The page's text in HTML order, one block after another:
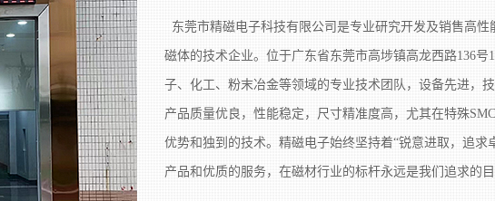
东莞市精磁电子科技有限公司是专业研究开发及销售高
磁体的技术企业。位于广东省东莞市高埗镇高龙西路136
子、化工、粉末冶金等领域的专业技术团队，设备先进，
产品质量优良，性能稳定，尺寸精准度高，尤其在特殊
优势和独到的技术。精磁电子始终坚持着“锐意进取，追求
产品和优质的服务，在磁材行业的标杆永远是我们追求的目